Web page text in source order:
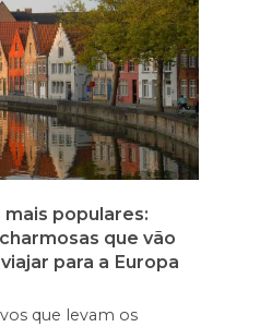
populares:
que vão
para a Europa
que levam os